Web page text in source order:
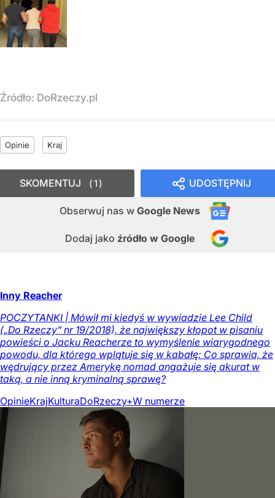
Źródło: DoRzeczy.pl
Opinie Kraj
UDOSTĘPNIJ
Obserwuj nas w Google News
Dodaj jako źródło w Google
SKOMENTUJ 1
Inny Reacher
POCZYTANKI | Mówił mi kiedyś w wywiadzie Lee Child
(„Do Rzeczy” nr 19/2018), że największy kłopot w pisaniu
powieści o Jacku Reacherze to wymyślenie wiarygodnego
powodu, dla którego wplątuje się w kabałę: Co sprawia, że
wędrujący przez Amerykę nomad angażuje się akurat w
taką, a nie inną kryminalną sprawę?
OpinieKrajKulturaDoRzeczy+W numerze